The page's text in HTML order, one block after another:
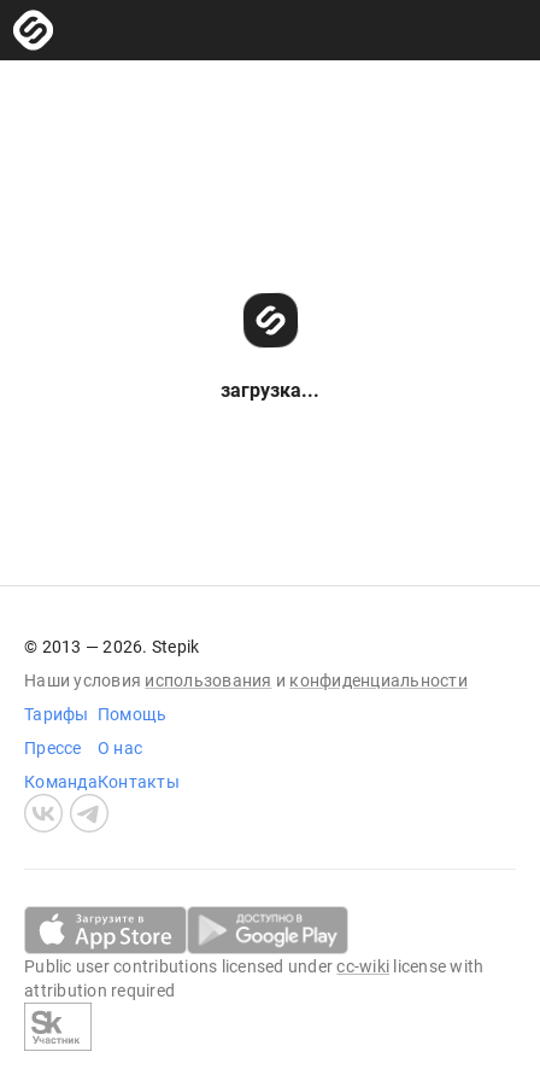
загрузка...
© 2013 — 2026. Stepik
Наши условия использования и конфиденциальности
Тарифы
Прессе
Команда
Помощь
О нас
Контакты
Public user contributions licensed undercc-wiki license with
attribution required